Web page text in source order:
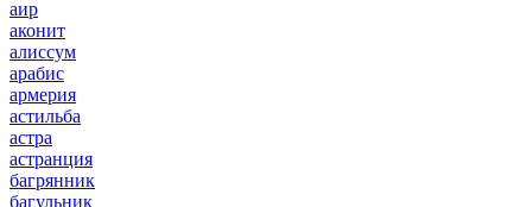
аир
аконит
алиссум
арабис
армерия
астильба
астра
астранция
багрянник
багульник